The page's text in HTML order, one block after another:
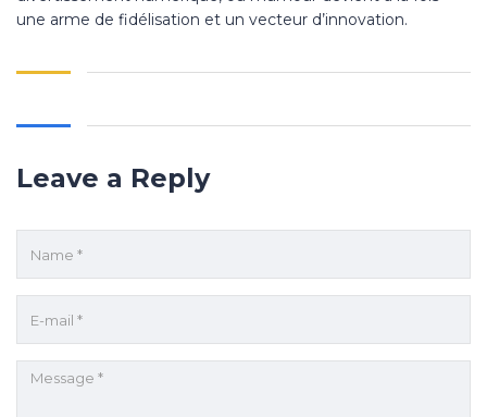
une arme de fidélisation et un vecteur d’innovation.
Leave a Reply